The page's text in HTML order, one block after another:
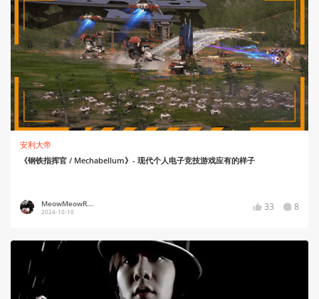
安利大帝
《钢铁指挥官 / Mechabellum》- 现代个人电子竞技游戏应有的样子
MeowMeowR...
2024-10-10 33 8